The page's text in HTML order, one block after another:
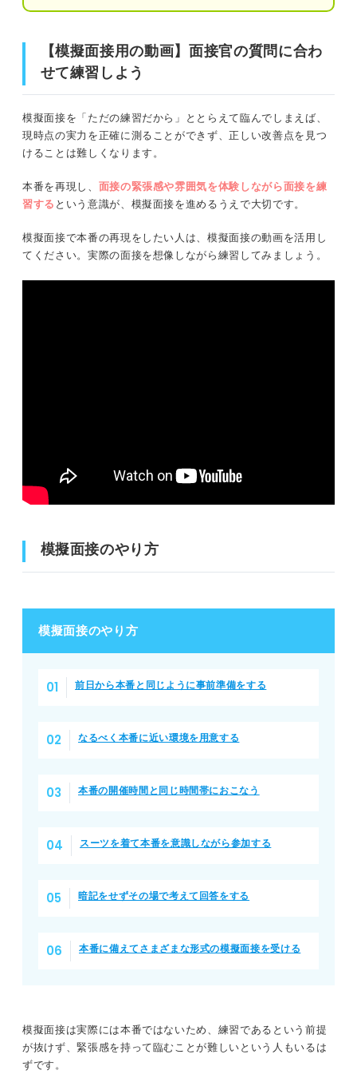
あなたは当てはまる？ 模擬面接をやっておくべき
人前で話すことが苦手
これまで面接をほとんど受けたことがない
面接に落ち続けている
さまざまな模擬面接のやり方
友人とおこなう
就活のプロに依頼する
【模擬面接用の動画】面接官の質問に合わ
せて練習しよう
模擬面接を「ただの練習だから」ととらえて臨んでしまえば、
現時点の実力を正確に測ることができず、正しい改善点を見つ
けることは難しくなります。
本番を再現し、 面接の緊張感や雰囲気を体験しながら面接を練
習する という意識が、模擬面接を進めるうえで大切です。
模擬面接で本番の再現をしたい人は、模擬面接の動画を活用し
てください。実際の面接を想像しながら練習してみましょう。
模擬面接のやり方
模擬面接のやり方
前日から本番と同じように事前準備をする
なるべく本番に近い環境を用意する
本番の開催時間と同じ時間帯におこなう
スーツを着て本番を意識しながら参加する
暗記をせずその場で考えて回答をする
本番に備えてさまざまな形式の模擬面接を受ける
模擬面接は実際には本番ではないため、練習であるという前提
が抜けず、緊張感を持って臨むことが難しいという人もいるは
ずです。
【模擬面接用の動画】面接官の質問に合わせて練習しよう
①前日から本番と同じように事前準備をする
②なるべく本番に近い環境を用意する
③本番の開催時間と同じ時間帯におこなう
④スーツを着て本番を意識しながら参加する
⑤暗記をせずその場で考えて回答をする
入室からスタートする
質問に回答する
フィードバックをもとに模擬面接を再度おこなう
本番で実力を発揮できるようになる
客観的な視点による改善ができる
あなたは当てはまる？ 模擬面接をやっておくべき人
緊張しやすい
これまで面接をほとんど受けたことがない
さまざまな模擬面接のやり方
1人でおこなう
本番を再現した模擬面接を活用して選考を突破しよう！